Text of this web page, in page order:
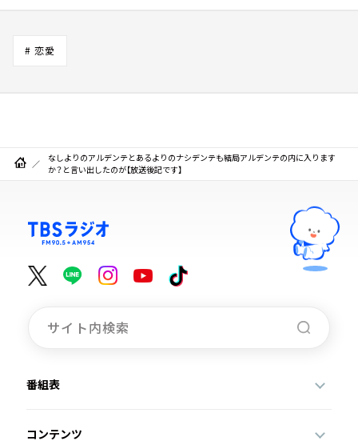
# 恋愛
なしよりのアルデンテとあるよりのナシデンテも結局アルデンテの内に入ります
か？と言い出したのが【放送後記です】
番組表
コンテンツ